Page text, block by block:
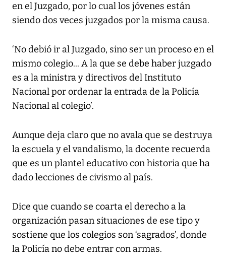
en el Juzgado, por lo cual los jóvenes están
siendo dos veces juzgados por la misma causa.
‘No debió ir al Juzgado, sino ser un proceso en el
mismo colegio... A la que se debe haber juzgado
es a la ministra y directivos del Instituto
Nacional por ordenar la entrada de la Policía
Nacional al colegio’.
Aunque deja claro que no avala que se destruya
la escuela y el vandalismo, la docente recuerda
que es un plantel educativo con historia que ha
dado lecciones de civismo al país.
Dice que cuando se coarta el derecho a la
organización pasan situaciones de ese tipo y
sostiene que los colegios son ‘sagrados’, donde
la Policía no debe entrar con armas.